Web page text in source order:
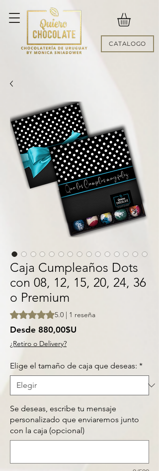
CATALOGO
Caja Cumpleaños Dots
con 08, 12, 15, 20, 24, 36
o Premium
Según 1 reseña, la calificación es de 5.0
5.0 | 1 reseña
Desde 880,00$U
¿Retiro o Delivery?
Elige el tamaño de caja que deseas: *
Se deseas, escribe tu mensaje
personalizado que enviaremos junto
con la caja (opcional)